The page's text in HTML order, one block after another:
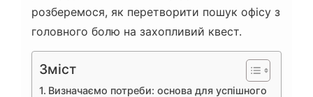
розберемося, як перетворити пошук офісу з
головного болю на захопливий квест.
Зміст
Визначаємо потреби: основа для успішного